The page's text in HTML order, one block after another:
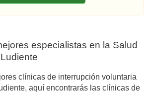
especialistas en la Salud
clínicas de interrupción voluntaria
aquí encontrarás las clínicas de